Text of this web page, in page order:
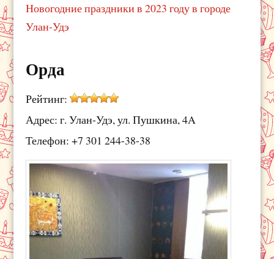
Новогодние праздники в 2023 году в городе
Улан-Удэ
Орда
Рейтинг:
Адрес: г. Улан-Удэ, ул. Пушкина, 4A
Телефон: +7 301 244-38-38